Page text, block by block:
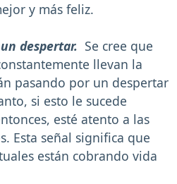
y más feliz.
despertar. Se cree que
llevan la
pasando por un despertar
si esto le sucede
esté atento a las
Esta señal significa que
están cobrando vida